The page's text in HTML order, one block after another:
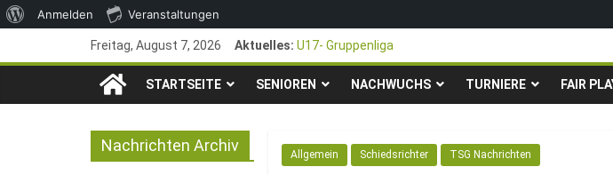
Über
Anmelden Veranstaltungen
Inhalt
Freitag, August 7, 2026 Aktuelles: U17- Gruppenliga
*U17-Junioren steigen in die Gruppenliga auf*
47. Otto Walter Pfingstturnier der TSG Kastel
1. Mai – Charity-Fußballturnier für Hobbymannschaften
TSG
1846
STARTSEITE SENIOREN NACHWUCHS TURNIERE FAIR
Allgemein Schiedsrichter TSG Nachrichten
Nachrichten Archiv